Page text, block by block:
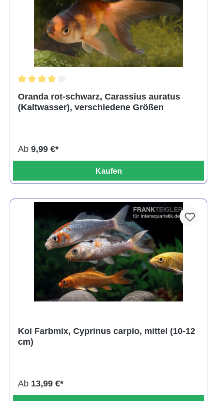
Oranda rot-schwarz, Carassius auratus
(Kaltwasser), verschiedene Größen
Ab 9,99 €*
Kaufen
Koi Farbmix, Cyprinus carpio, mittel (10-12
cm)
Ab 13,99 €*